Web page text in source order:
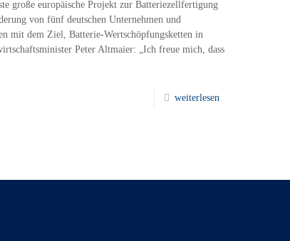
große europäische Projekt zur Batteriezellfertigung
von fünf deutschen Unternehmen und
mit dem Ziel, Batterie-Wertschöpfungsketten in
Peter Altmaier: „Ich freue mich, dass
weiterlesen